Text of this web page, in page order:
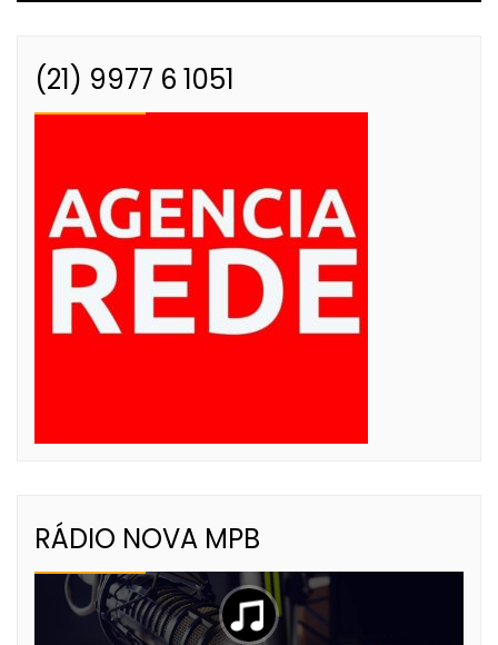
(21) 9977 6 1051
RÁDIO NOVA MPB